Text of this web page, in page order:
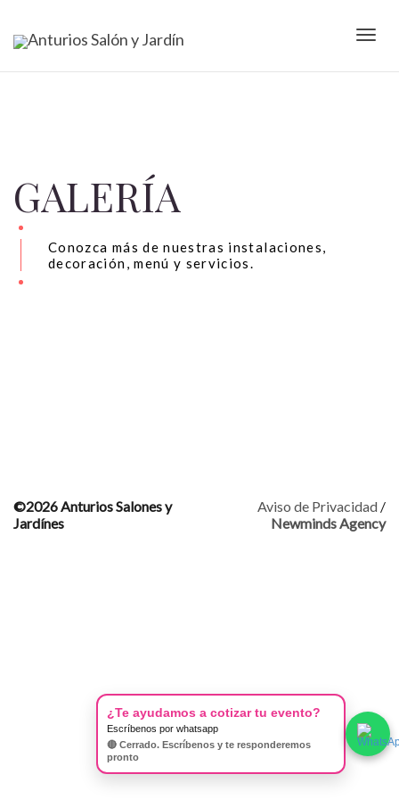
GALERÍA
Conozca más de nuestras instalaciones,
decoración, menú y servicios.
©2026 Anturios Salones y
Jardínes
Aviso de Privacidad /
Newminds Agency
¿Te ayudamos a cotizar tu evento?
Escríbenos por whatsapp
🔴 Cerrado. Escríbenos y te responderemos
pronto